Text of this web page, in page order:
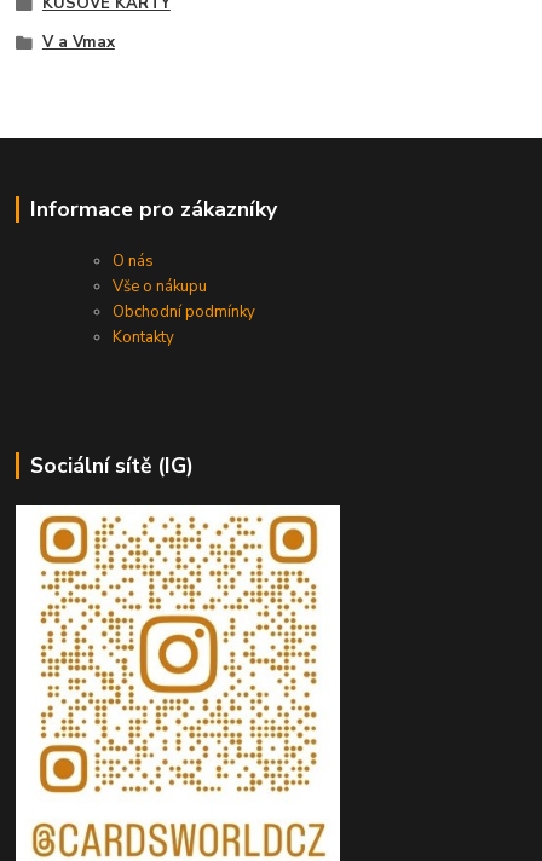
V a Vmax
Informace pro zákazníky
O nás
Vše o nákupu
Obchodní podmínky
Kontakty
Sociální sítě (IG)